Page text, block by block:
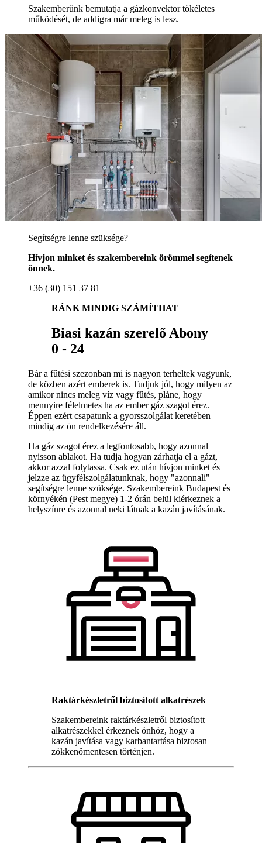
Szakemberünk bemutatja a gázkonvektor tökéletes
működését, de addigra már meleg is lesz.
Segítségre lenne szüksége?
Hívjon minket és szakembereink örömmel segítenek
önnek.
+36 (30) 151 37 81
RÁNK MINDIG SZÁMÍTHAT
Biasi kazán szerelő Abony
0 - 24
Bár a fűtési szezonban mi is nagyon terheltek vagyunk,
de közben azért emberek is. Tudjuk jól, hogy milyen az
amikor nincs meleg víz vagy fűtés, pláne, hogy
mennyire félelmetes ha az ember gáz szagot érez.
Éppen ezért csapatunk a gyorsszolgálat keretében
mindig az ön rendelkezésére áll.
Ha gáz szagot érez a legfontosabb, hogy azonnal
nyisson ablakot. Ha tudja hogyan zárhatja el a gázt,
akkor azzal folytassa. Csak ez után hívjon minket és
jelzze az ügyfélszolgálatunknak, hogy "azonnali"
segítségre lenne szüksége. Szakembereink Budapest és
környékén (Pest megye) 1-2 órán belül kiérkeznek a
helyszínre és azonnal neki látnak a kazán javításának.
Raktárkészletről biztosított alkatrészek
Szakembereink raktárkészletről biztosított
alkatrészekkel érkeznek önhöz, hogy a
kazán javítása vagy karbantartása biztosan
zökkenőmentesen történjen.